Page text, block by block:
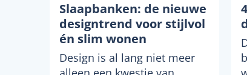
Slaapbanken: de nieuwe
designtrend voor stijlvol
én slim wonen
Design is al lang niet meer